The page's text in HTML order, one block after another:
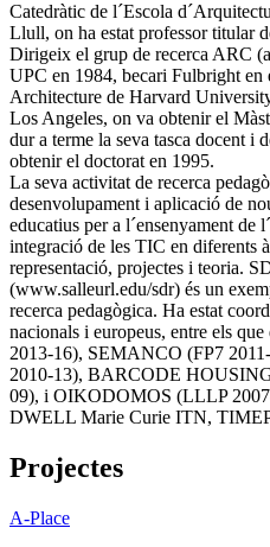
Catedràtic de l´Escola
Llull, on ha estat professor titular
Dirigeix el grup de recerca ARC
UPC en 1984, becari Fulbright en
Architecture de Harvard
Los Angeles, on va obtenir el
dur a terme la seva tasca docent i
obtenir el doctorat en 1995.
La seva activitat de recerca
desenvolupament i aplicació de
educatius per a l´ensenyament de
integració de les TIC en diferents
representació, projectes i teoria.
(www.salleurl.edu/sdr) és un
recerca pedagògica. Ha estat
nacionals i europeus, entre els
2013-16), SEMANCO (FP7
2010-13), BARCODE
09), i OIKODOMOS (LLLP
DWELL Marie Curie ITN,
Projectes
A-Place